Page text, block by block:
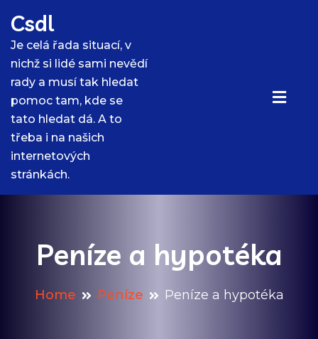
to
content
Csdl
Je celá řada situací, v
nichž si lidé sami nevědí
rady a musí tak hledat
pomoc tam, kde se
tato hledat dá. A to
třeba i na našich
internetových
stránkách.
Peníze a hypotéka
Home Peníze Peníze a hypotéka